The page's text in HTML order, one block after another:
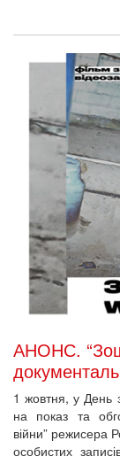
АНОНС.
1 жовтня, у День
на показ та
війни” режисера
особистих